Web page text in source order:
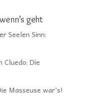
geht
Seelen Sinn:
Cluedo: Die
Masseuse war’s!